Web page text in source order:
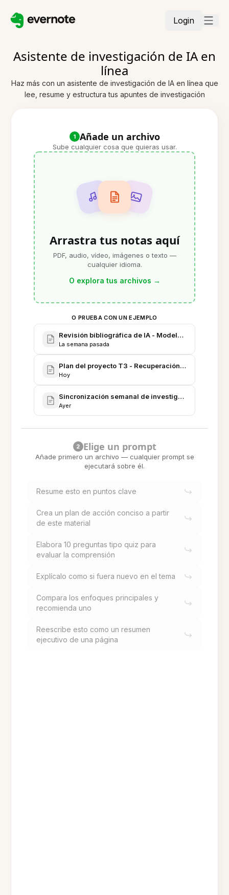
Login
Asistente de investigación de IA en
línea
Haz más con un asistente de investigación de IA en línea que
lee, resume y estructura tus apuntes de investigación
1 Añade un archivo
Sube cualquier cosa que quieras usar.
Arrastra tus notas aquí
PDF, audio, vídeo, imágenes o texto —
cualquier idioma.
O explora tus archivos →
O PRUEBA CON UN EJEMPLO
Revisión bibliográfica de IA - Modelos
La semana pasada
Plan del proyecto T3 - Recuperación multimodal y
Hoy
Sincronización semanal de investigación - Notas
Ayer
2 Elige un prompt
Añade primero un archivo — cualquier prompt se
ejecutará sobre él.
Resume esto en puntos clave
Crea un plan de acción conciso a partir
de este material
Elabora 10 preguntas tipo quiz para
evaluar la comprensión
Explícalo como si fuera nuevo en el tema
Compara los enfoques principales y
recomienda uno
Reescribe esto como un resumen
ejecutivo de una página